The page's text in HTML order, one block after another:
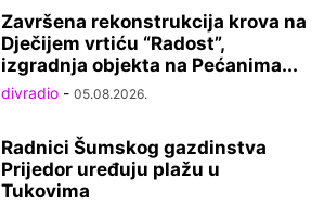
Završena rekonstrukcija krova na
Dječijem vrtiću “Radost”,
izgradnja objekta na Pećanima...
divradio - 05.08.2026.
Radnici Šumskog gazdinstva
Prijedor uređuju plažu u
Tukovima